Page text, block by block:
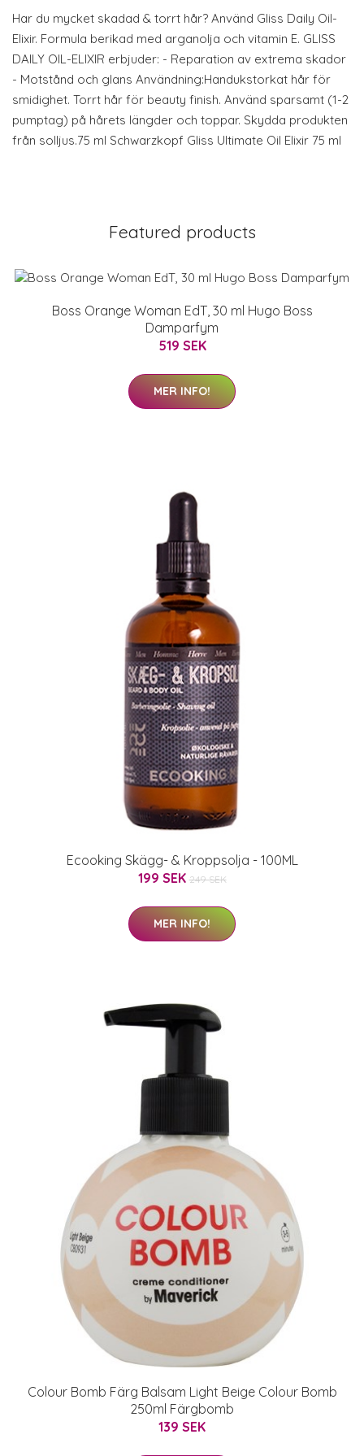
Har du mycket skadad & torrt hår? Använd Gliss Daily Oil-
Elixir. Formula berikad med arganolja och vitamin E. GLISS
DAILY OIL-ELIXIR erbjuder: - Reparation av extrema skador
- Motstånd och glans Användning:Handukstorkat hår för
smidighet. Torrt hår för beauty finish. Använd sparsamt (1-2
pumptag) på hårets längder och toppar. Skydda produkten
från solljus.75 ml Schwarzkopf Gliss Ultimate Oil Elixir 75 ml
Featured products
Boss Orange Woman EdT, 30 ml Hugo Boss
Damparfym
519 SEK
MER INFO!
Ecooking Skägg- & Kroppsolja - 100ML
199 SEK 249 SEK
MER INFO!
Colour Bomb Färg Balsam Light Beige Colour Bomb
250ml Färgbomb
139 SEK